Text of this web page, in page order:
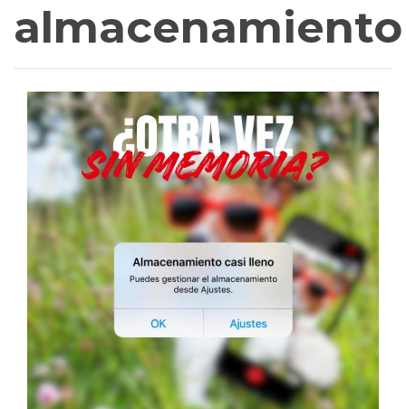
almacenamiento